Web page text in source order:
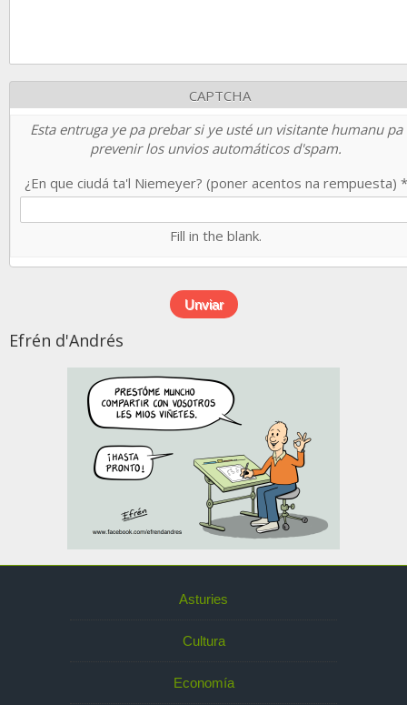
CAPTCHA
Esta entruga ye pa prebar si ye usté un visitante humanu pa
prevenir los unvios automáticos d'spam.
¿En que ciudá ta'l Niemeyer? (poner acentos na rempuesta) *
Fill in the blank.
Efrén d'Andrés
Asturies
Cultura
Economía